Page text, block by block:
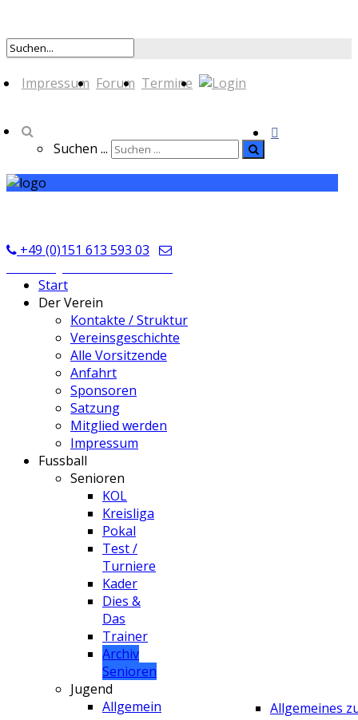
Impressum Forum Termine
Suchen ...
+49 (0)151 613 593 03
Start
Der Verein
Kontakte / Struktur
Vereinsgeschichte
Alle Vorsitzende
Anfahrt
Sponsoren
Satzung
Mitglied werden
Impressum
Fussball
Senioren
KOL
Kreisliga
Pokal
Test /
Turniere
Kader
Dies &
Das
Trainer
Archiv
Senioren
Jugend
Allgemein
Allgemeines